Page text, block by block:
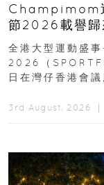
Champimom
節2026載譽歸
動、街舞比賽
全港大型運動盛
2026（
日在灣仔香港會
3rd August, 2026 ｜